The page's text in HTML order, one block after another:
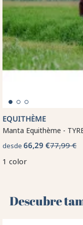
EQUITHÈME
Manta Equithème -
desde 66,29 €77,99 €
1 color
Descubre